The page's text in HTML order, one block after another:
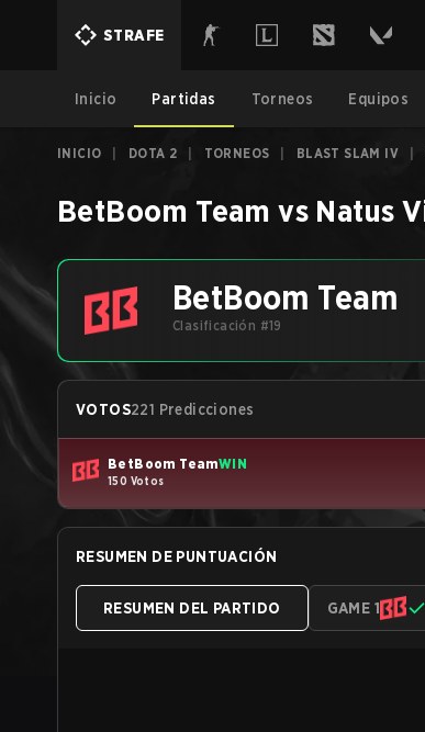
STRAFE
Inicio Partidas Torneos Equipos
INICIO DOTA 2 TORNEOS BLAST SLAM IV
BetBoom Team vs Natus
BetBoom Team
Clasificación #19
VOTOS221 Predicciones
BetBoom TeamWIN
150 Votos
RESUMEN DE PUNTUACIÓN
RESUMEN DEL PARTIDO GAME 1